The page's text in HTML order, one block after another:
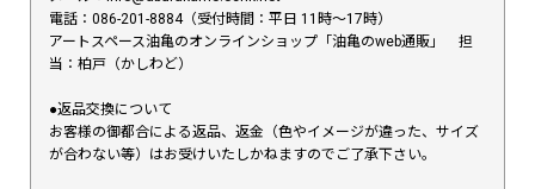
電話：086-201-8884（受付時間：平日 11時〜17時）
アートスペース油亀のオンラインショップ「油亀のweb通販」 担
当：柏戸（かしわど）
●返品交換について
お客様の御都合による返品、返金（色やイメージが違った、サイズ
が合わない等）はお受けいたしかねますのでご了承下さい。